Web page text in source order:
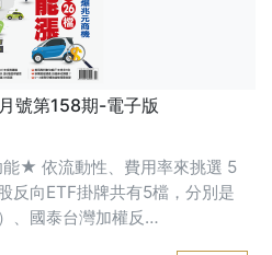
號第158期-電子版
★ 依流動性、費用率來挑選 5
反向ETF掛牌共有5檔，分別是
、國泰台灣加權反
反1（00676R）、群益台灣加